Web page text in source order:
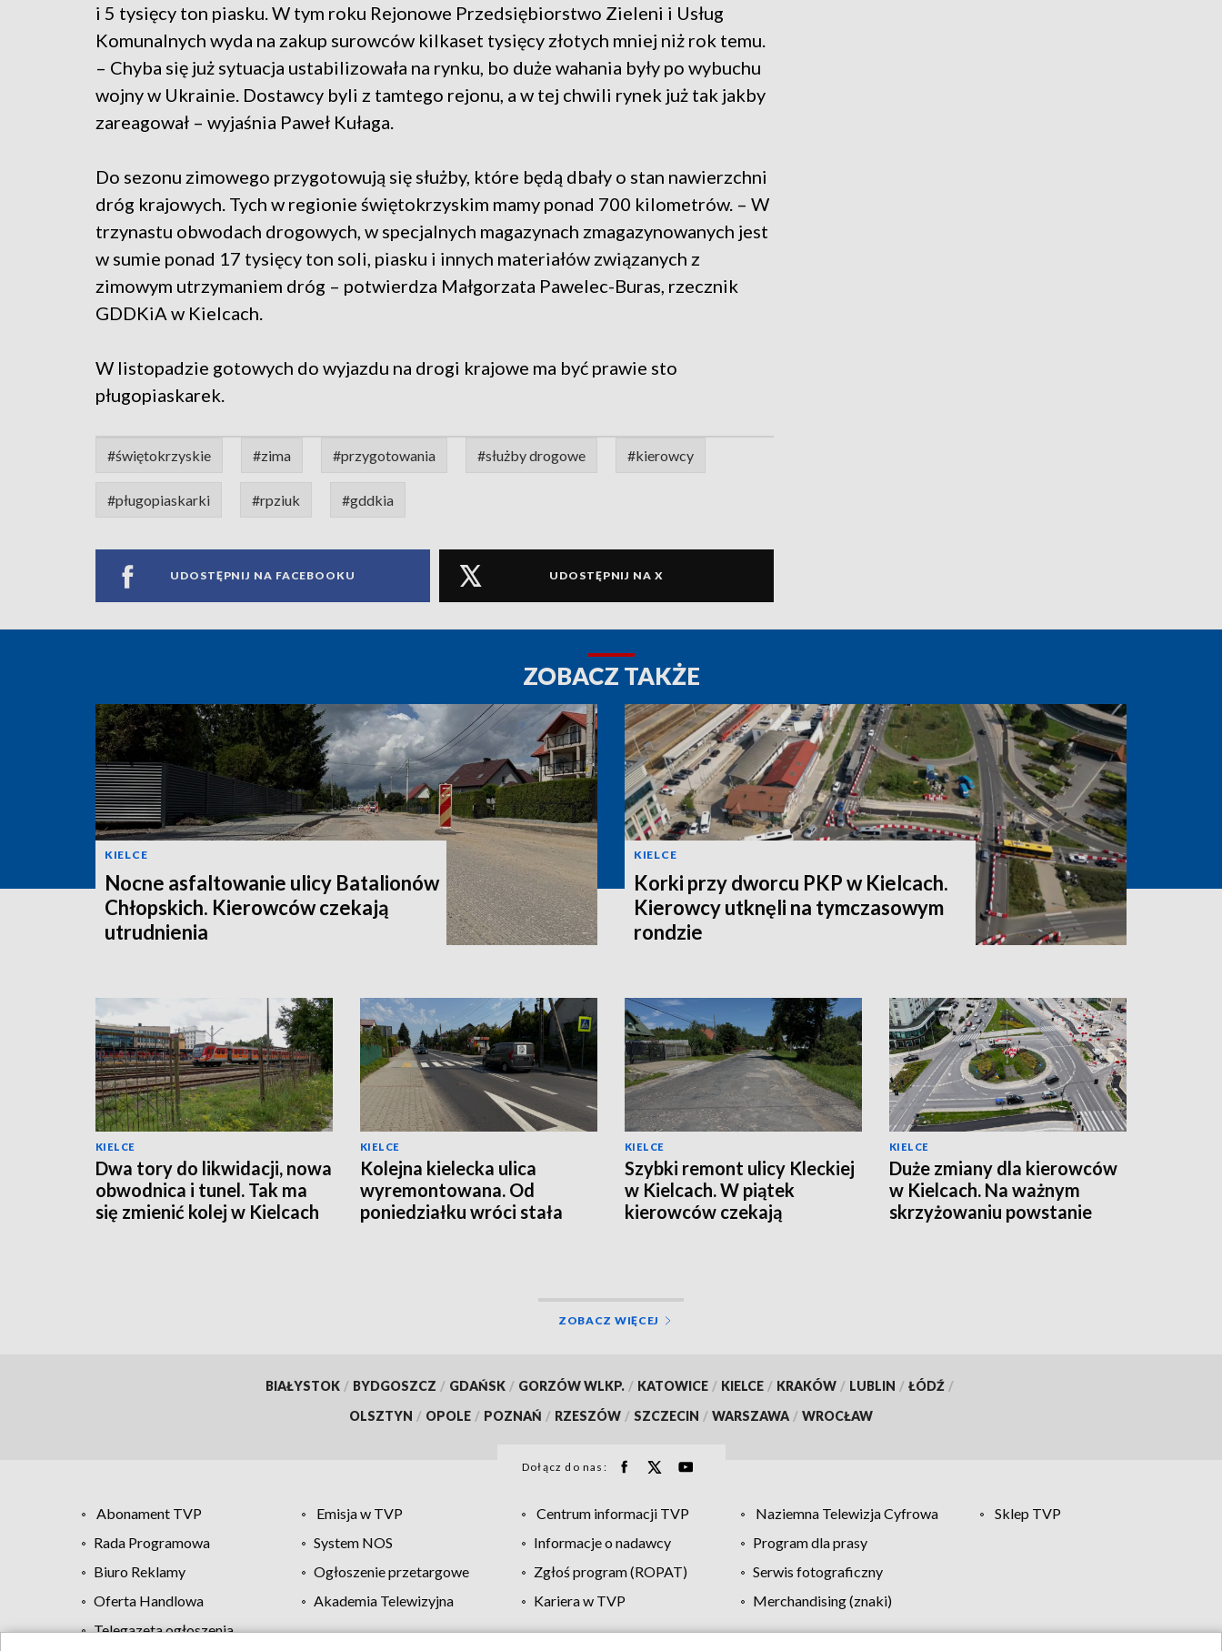
i 5 tysięcy ton piasku. W tym roku Rejonowe Przedsiębiorstwo Zieleni i Usług
Komunalnych wyda na zakup surowców kilkaset tysięcy złotych mniej niż rok temu.
– Chyba się już sytuacja ustabilizowała na rynku, bo duże wahania były po wybuchu
wojny w Ukrainie. Dostawcy byli z tamtego rejonu, a w tej chwili rynek już tak jakby
zareagował – wyjaśnia Paweł Kułaga.
Do sezonu zimowego przygotowują się służby, które będą dbały o stan nawierzchni
dróg krajowych. Tych w regionie świętokrzyskim mamy ponad 700 kilometrów. – W
trzynastu obwodach drogowych, w specjalnych magazynach zmagazynowanych jest
w sumie ponad 17 tysięcy ton soli, piasku i innych materiałów związanych z
zimowym utrzymaniem dróg – potwierdza Małgorzata Pawelec-Buras, rzecznik
GDDKiA w Kielcach.
W listopadzie gotowych do wyjazdu na drogi krajowe ma być prawie sto
pługopiaskarek.
#świętokrzyskie #zima #przygotowania #służby drogowe #kierowcy
#pługopiaskarki #rpziuk #gddkia
UDOSTĘPNIJ NA FACEBOOKU UDOSTĘPNIJ NA X
ZOBACZ TAKŻE
KIELCE
Nocne asfaltowanie ulicy Batalionów
Chłopskich. Kierowców czekają
utrudnienia
KIELCE
Korki przy dworcu PKP w Kielcach.
Kierowcy utknęli na tymczasowym
rondzie
KIELCE
Dwa tory do likwidacji, nowa
obwodnica i tunel. Tak ma
się zmienić kolej w Kielcach
KIELCE
Kolejna kielecka ulica
wyremontowana. Od
poniedziałku wróci stała
KIELCE
Szybki remont ulicy Kleckiej
w Kielcach. W piątek
kierowców czekają
KIELCE
Duże zmiany dla kierowców
w Kielcach. Na ważnym
skrzyżowaniu powstanie
ZOBACZ WIĘCEJ
BIAŁYSTOK / BYDGOSZCZ / GDAŃSK / GORZÓW WLKP. / KATOWICE / KIELCE / KRAKÓW / LUBLIN / ŁÓDŹ /
OLSZTYN / OPOLE / POZNAŃ / RZESZÓW / SZCZECIN / WARSZAWA / WROCŁAW
Dołącz do nas:
Abonament TVP Emisja w TVP Centrum informacji TVP Naziemna Telewizja Cyfrowa
Sklep TVP
Rada Programowa
System NOS Informacje o nadawcy
Program dla prasy
Biuro Reklamy
Ogłoszenie przetargowe Zgłoś program (ROPAT)
Serwis fotograficzny
Oferta Handlowa
Akademia Telewizyjna Kariera w TVP
Merchandising (znaki)
Telegazeta ogłoszenia